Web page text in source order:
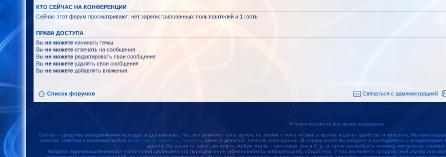
КТО СЕЙЧАС НА КОНФЕРЕНЦИИ
Сейчас этот форум просматривают: нет зарегистрированных пользователей и 1 гость
ПРАВА ДОСТУПА
Выне можете начинать темы
Выне можете отвечать на сообщения
Выне можете редактировать свои сообщения
Выне можете удалять свои сообщения
Выне можете добавлять вложения
Список форумов Связаться с администрацией
© forum-scooter.ru все права защищены
Скутер – средство передвижения молодых и динамичных, тех, кто экономит свое время, не любит стоять часами в пробке и ценит удобство и простоту. Мы
опытом, советам и решения любых вопросов по ремонту, тюнингу, замене деталей, починке и вождению. В нашем клубе вы найдете и пообщаетесь с владельцами
других. Вы узнаете, как и где купить любую марку – как новых, так и б. у., а также как выбрать технику, которая не
Найдите единомышленников – любителей двухколесного передвижения, обменивайтесь информацией, общайтесь. У нас вы можете продать свой скутер или